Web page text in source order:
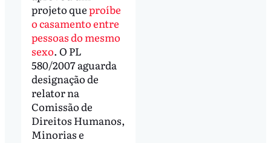
projeto queproíbe
o casamento entre
pessoas do mesmo
sexo. O PL
580/2007 aguarda
designação de
relator na
Comissão de
Direitos Humanos,
Minorias e